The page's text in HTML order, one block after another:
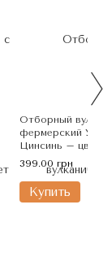
Отборный
фермерский Улун
Цинсинь –
ванильный с
травянистыми
50г, Китай
399.00 грн
Купить